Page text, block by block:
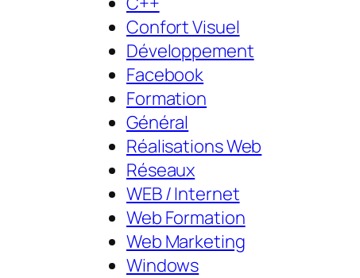
Confort Visuel
Développement
Facebook
Formation
Général
Réalisations Web
Réseaux
WEB / Internet
Web Formation
Web Marketing
Windows